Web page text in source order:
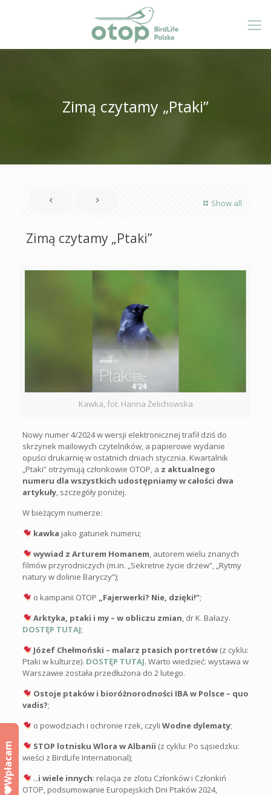
Zimą czytamy „Ptaki”
Show all
Zimą czytamy „Ptaki”
Kawka, fot. Hanna Żelichowska
Nowy numer 4/2024 w wersji elektronicznej trafił dziś do
skrzynek mailowych czytelników, a papierowe wydanie
opuści drukarnię w ostatnich dniach stycznia. Kwartalnik
„Ptaki” otrzymują członkowie OTOP, a z aktualnego
numeru dla wszystkich udostępniamy w całości dwa
artykuły, szczegóły poniżej.
W bieżącym numerze:
kawka jako gatunek numeru;
wywiad z Arturem Homanem, autorem wielu znanych
filmów przyrodniczych (m.in. „Sekretne życie drzew”, „Rytmy
natury w dolinie Baryczy”);
o kampanii OTOP „Fajerwerki? Nie, dzięki!”;
Arktyka, ptaki i my – w obliczu zmian, dr K. Bałazy.
DOSTĘP TUTAJ;
Józef Chełmoński – malarz ptasich portretów (z cyklu:
Ptaki w kulturze). DOSTĘP TUTAJ. Warto wiedzieć: wystawa w
Warszawie została przedłużona do 2 lutego.
Ostoje ptaków i bioróżnorodności IBA w Polsce – quo
vadis?;
o powodziach i ochronie rzek, czyli Wodne dylematy;
STOP lotnisku Wlora w Albanii (z cyklu: Po sąsiedzku:
wieści z BirdLife International);
..i wiele innych: relacja ze zlotu Członków i Członkiń
OTOP, podsumowanie Europejskich Dni Ptaków 2024,
Wpłacam